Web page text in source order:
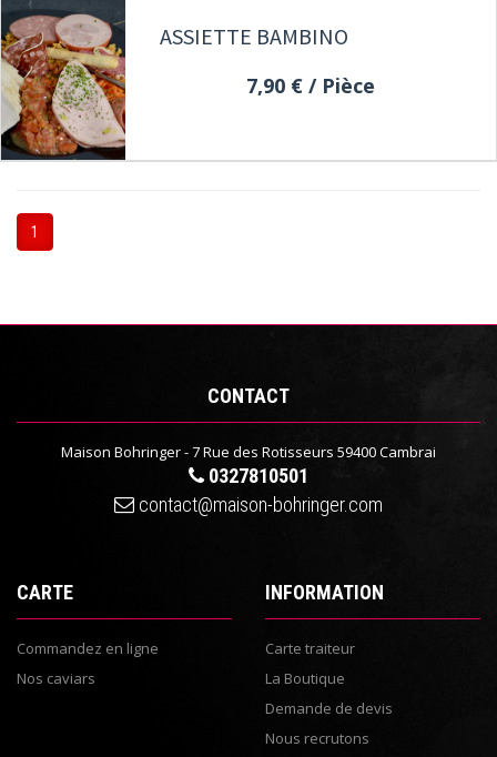
ASSIETTE BAMBINO
7,90 €/ Pièce
1
CONTACT
Maison Bohringer - 7 Rue des Rotisseurs 59400 Cambrai
0327810501
contact@maison-bohringer.com
CARTE
Commandez en ligne
Nos caviars
INFORMATION
Carte traiteur
La Boutique
Demande de devis
Nous recrutons